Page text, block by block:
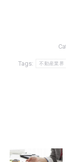
Tags: 不動産業界